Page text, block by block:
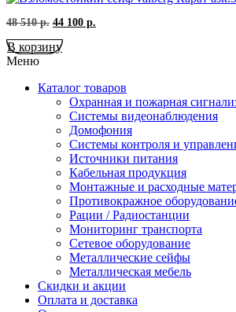
48 510р. Первоначальная
составляла
р..
44 100 р.
В корзину
Меню
Каталог товаров
Охранная и пожарная
Системы видеонаблюдения
Домофония
Системы контроля и
Источники питания
Кабельная продукция
Монтажные и расходные
Противокражное
Рации / Радиостанции
Мониторинг транспорта
Сетевое оборудование
Металлические сейфы
Металлическая мебель
Скидки и акции
Оплата и доставка